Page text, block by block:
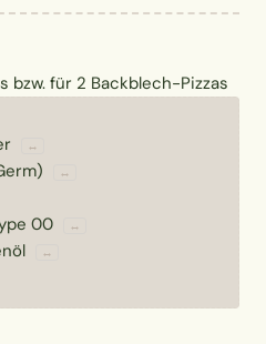
bzw. für 2 Backblech-Pizzas
↔
↔
00 ↔
↔